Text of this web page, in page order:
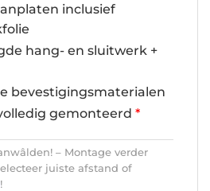
inclusief
hang- en sluitwerk +
bevestigingsmaterialen
gemonteerd *
– Montage verder
juiste afstand of
!